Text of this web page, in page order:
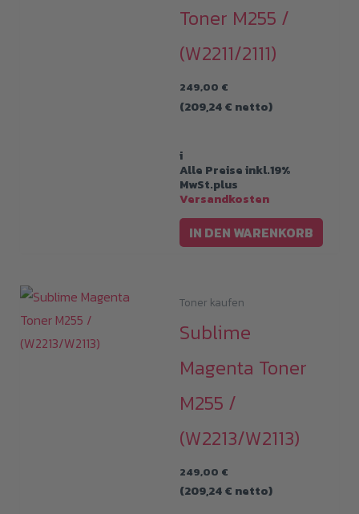
Toner M255 /
(W2211/2111)
249,00 €
(209,24€ netto)
i
Alle Preise inkl.19%
MwSt.plus
Versandkosten
IN DEN WARENKORB
Toner kaufen
Sublime
Magenta Toner
M255 /
(W2213/W2113)
249,00 €
(209,24€ netto)